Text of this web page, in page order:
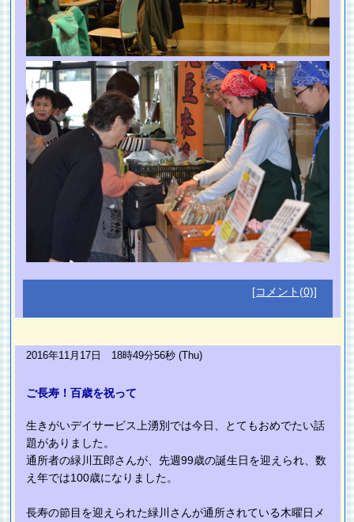
[コメント(0)]
2016年11月17日 18時49分56秒 (Thu)
ご長寿！百歳を祝って
生きがいデイサービス上湧別では今日、とてもおめでたい話
題がありました。
通所者の緑川五郎さんが、先週99歳の誕生日を迎えられ、数
え年では100歳になりました。
長寿の節目を迎えられた緑川さんが通所されている木曜日メ